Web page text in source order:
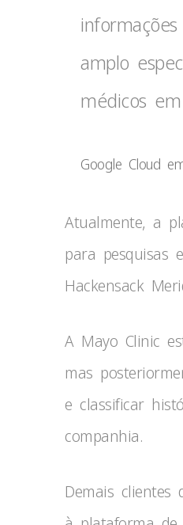
amplo
médicos
Google Cloud
Atualmente, a
para pesquisas
Hackensack
A Mayo Clinic
mas
e classificar
companhia.
Demais